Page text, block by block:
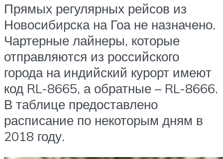
Прямых регулярных рейсов из
Новосибирска на Гоа не назначено.
Чартерные лайнеры, которые
отправляются из российского
города на индийский курорт имеют
код RL-8665, а обратные – RL-8666.
В таблице предоставлено
расписание по некоторым дням в
2018 году.